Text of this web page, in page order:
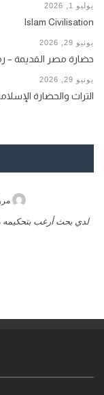
يوليو 1, 2026
Islam Civilisation
يونيو 29, 2026
حضارة مصر القديمة –
يونيو 29, 2026
التراث والحضارة
لدي بحث أرغب بتحكيمه